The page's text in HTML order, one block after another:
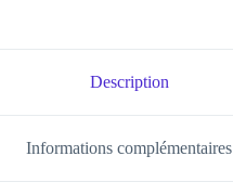
Description
Informations complémentaires